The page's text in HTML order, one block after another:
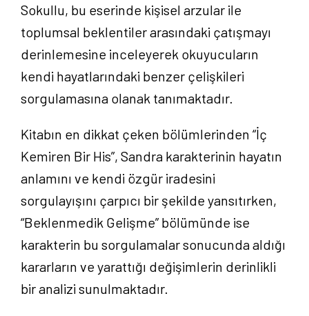
Sokullu, bu eserinde kişisel arzular ile
toplumsal beklentiler arasındaki çatışmayı
derinlemesine inceleyerek okuyucuların
kendi hayatlarındaki benzer çelişkileri
sorgulamasına olanak tanımaktadır.
Kitabın en dikkat çeken bölümlerinden “İç
Kemiren Bir His”, Sandra karakterinin hayatın
anlamını ve kendi özgür iradesini
sorgulayışını çarpıcı bir şekilde yansıtırken,
“Beklenmedik Gelişme” bölümünde ise
karakterin bu sorgulamalar sonucunda aldığı
kararların ve yarattığı değişimlerin derinlikli
bir analizi sunulmaktadır.